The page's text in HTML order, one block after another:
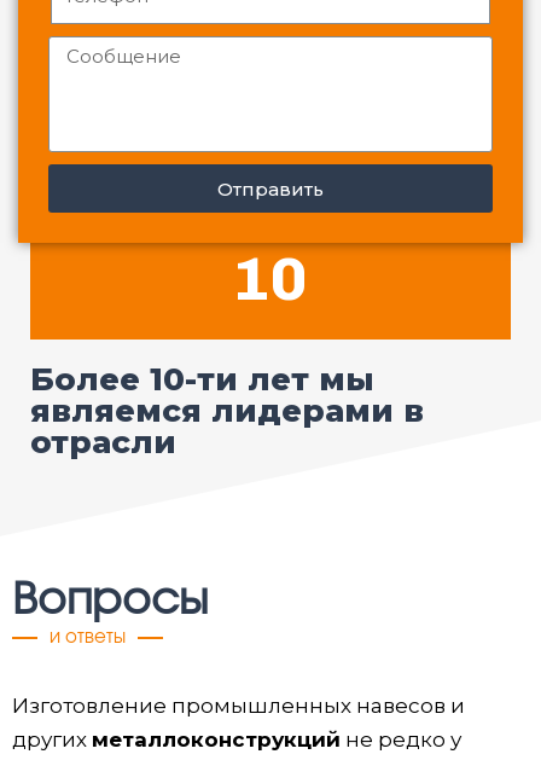
10
Более 10-ти лет мы
являемся лидерами в
отрасли
Отправить
Вопросы
и ответы
Изготовление промышленных навесов и
других металлоконструкций не редко у